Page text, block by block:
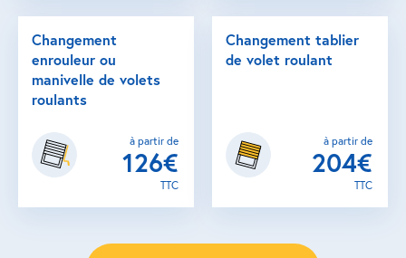
Changement
enrouleur ou
manivelle de volets
roulants
à partir de
126€
TTC
Changement tablier
de volet roulant
à partir de
204€
TTC